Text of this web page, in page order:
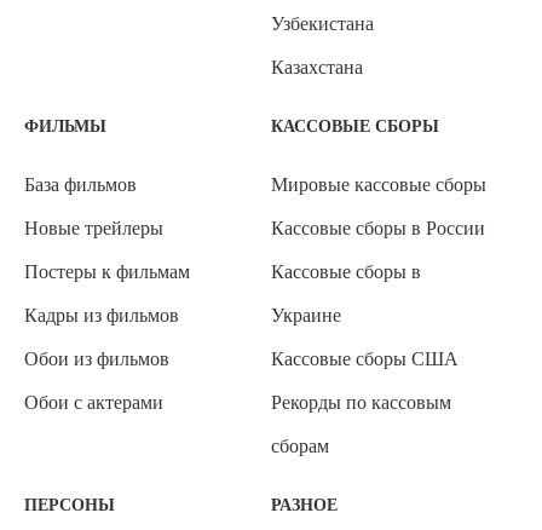
Узбекистана
Казахстана
ФИЛЬМЫ
База фильмов
Новые трейлеры
Постеры к фильмам
Кадры из фильмов
Обои из фильмов
Обои с актерами
КАССОВЫЕ СБОРЫ
Мировые кассовые сборы
Кассовые сборы в России
Кассовые сборы в
Украине
Кассовые сборы США
Рекорды по кассовым
сборам
ПЕРСОНЫ РАЗНОЕ